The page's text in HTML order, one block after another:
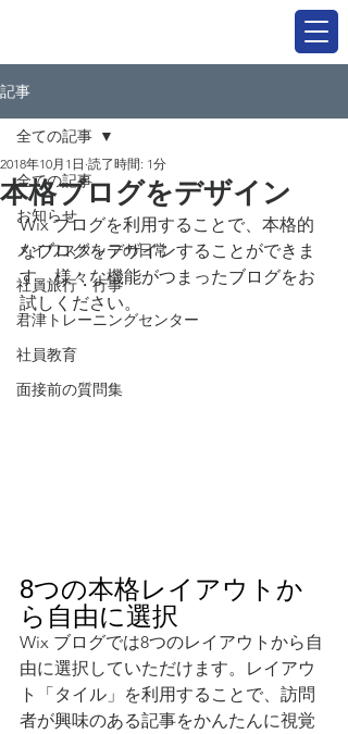
記事
全ての記事
お知らせ
メイワスタッフの日常
社員旅行・行事
君津トレーニングセンター
社員教育
面接前の質問集
全ての記事
本格ブログをデザイン
2018年10月1日 読了時間: 1分
Wix ブログを利用することで、本格的
なブログをデザインすることができま
す。様々な機能がつまったブログをお
試しください。
8つの本格レイアウトか
ら自由に選択
Wix ブログでは8つのレイアウトから自
由に選択していただけます。レイアウ
ト「タイル」を利用することで、訪問
者が興味のある記事をかんたんに視覚